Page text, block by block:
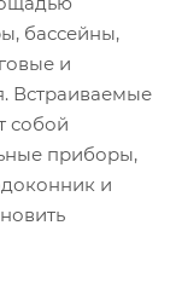
бассейны,
и
Встраиваемые
собой
приборы,
и